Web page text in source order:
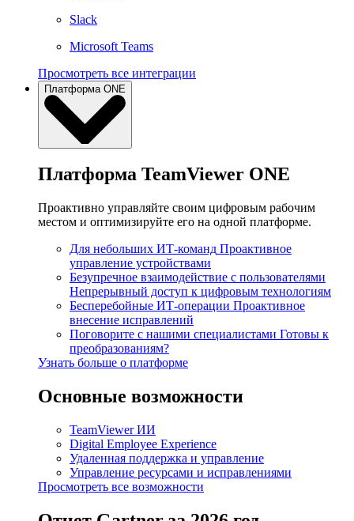
Slack
Microsoft Teams
Просмотреть все интеграции
Платформа ONE
Платформа TeamViewer ONE
Проактивно управляйте своим цифровым рабочим
местом и оптимизируйте его на одной платформе.
Для небольших ИТ-команд Проактивное
управление устройствами
Безупречное взаимодействие с пользователями
Непрерывный доступ к цифровым технологиям
Бесперебойные ИТ-операции Проактивное
внесение исправлений
Поговорите с нашими специалистами Готовы к
преобразованиям?
Узнать больше о платформе
Основные возможности
TeamViewer ИИ
Digital Employee Experience
Удаленная поддержка и управление
Управление ресурсами и исправлениями
Просмотреть все возможности